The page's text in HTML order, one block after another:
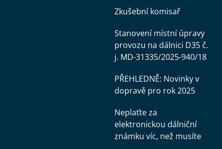
Zkušební komisař
Stanovení místní úpravy
provozu na dálnici D35 č.
j. MD-31335/2025-940/18
PŘEHLEDNĚ: Novinky v
dopravě pro rok 2025
Neplaťte za
elektronickou dálniční
známku víc, než musíte